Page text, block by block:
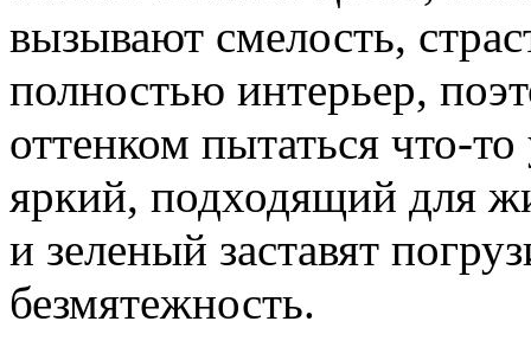
вызывают смелость,
полностью интерьер,
оттенком пытаться что-
яркий, подходящий для
и зеленый заставят
безмятежность.